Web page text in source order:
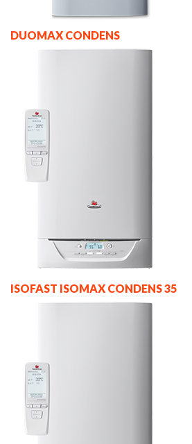
DUOMAX CONDENS
ISOFAST ISOMAX CONDENS 35